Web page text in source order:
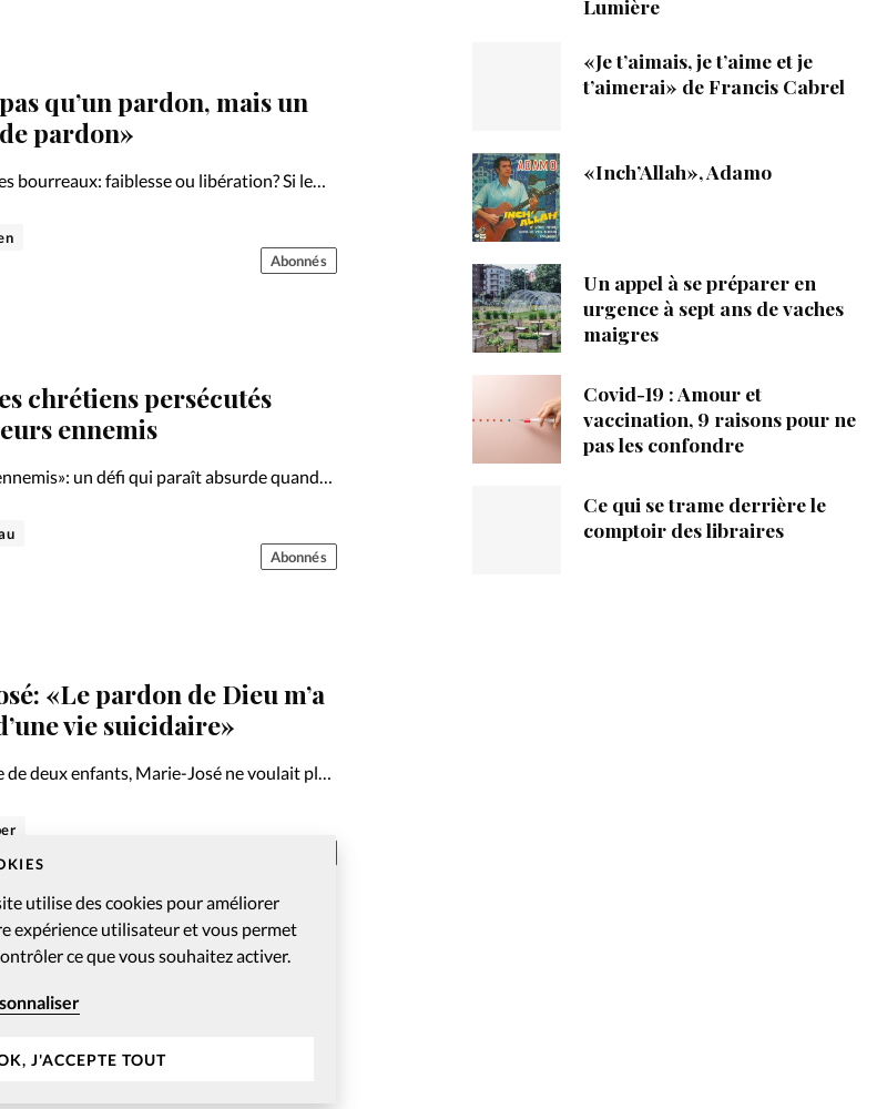
utilise des cookies pour améliorer
expérience utilisateur et vous permet
ce que vous souhaitez activer.
J'ACCEPTE TOUT
qu’un pardon, mais un
pardon»
bourreaux: faiblesse ou libération? Si le
de longue haleine.
Abonnés
chrétiens persécutés
ennemis
un défi qui paraît absurde quand
font une réalité. Premier volet d'un dossier
Abonnés
«Le pardon de Dieu m’a
vie suicidaire»
de deux enfants, Marie-José ne voulait plus
l'a accompagnée vers la foi.
de livres: persécution,
débat sur Adam
au menu de ce mois: l'histoire d'un
Lumière
«Je t’aimais, je t’aime et je
t’aimerai» de Francis Cabrel
«Inch’Allah», Adamo
Un appel à se préparer en
urgence à sept ans de vaches
maigres
Covid-19 : Amour et
vaccination, 9 raisons pour ne
pas les confondre
Ce qui se trame derrière le
comptoir des libraires